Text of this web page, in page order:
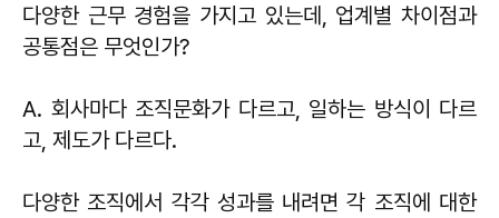
다양한 근무 경험을 가지고 있는데, 업계별 차이점과
공통점은 무엇인가?
A. 회사마다 조직문화가 다르고, 일하는 방식이 다르
고, 제도가 다르다.
다양한 조직에서 각각 성과를 내려면 각 조직에 대한